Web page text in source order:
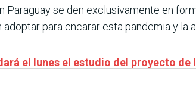
Paraguay se den exclusivamente en
para encarar esta pandemia y la
el lunes el estudio del proyecto de